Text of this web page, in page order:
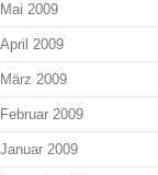
Mai 2009
April 2009
März 2009
Februar 2009
Januar 2009